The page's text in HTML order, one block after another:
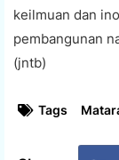
keilmuan dan
pembangunan
(jntb)
Tags